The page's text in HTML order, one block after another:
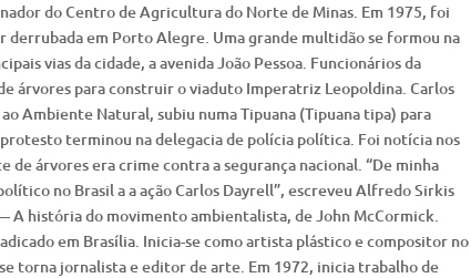
do Centro de Agricultura do Norte de Minas. Em 1975, foi
derrubada em Porto Alegre. Uma grande multidão se formou na
vias da cidade, a avenida João Pessoa. Funcionários da
árvores para construir o viaduto Imperatriz Leopoldina. Carlos
Ambiente Natural, subiu numa Tipuana (Tipuana tipa) para
terminou na delegacia de polícia política. Foi notícia nos
árvores era crime contra a segurança nacional. “De minha
no Brasil a a ação Carlos Dayrell”, escreveu Alfredo Sirkis
A história do movimento ambientalista, de John McCormick.
em Brasília. Inicia-se como artista plástico e compositor no
torna jornalista e editor de arte. Em 1972, inicia trabalho de